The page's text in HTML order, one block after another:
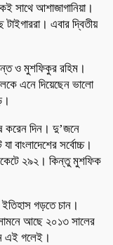
সাথে আশাজাগানিয়া।
টাইগাররা। এবার দ্বিতীয়
ও মুশফিকুর রহিম।
এনে দিয়েছেন ভালো
করেন দিন। দু’জনে
বাংলাদেশের সর্বোচ্চ।
২৯২। কিন্তু মুশফিক
ইতিহাস গড়তে চান।
আছে ২০১৩ সালের
এই গলেই।